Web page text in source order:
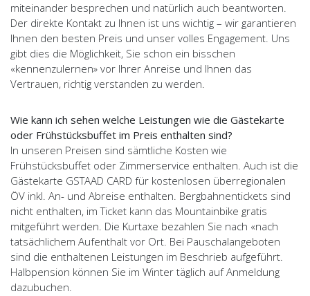
miteinander besprechen und natürlich auch beantworten.
Der direkte Kontakt zu Ihnen ist uns wichtig – wir garantieren
Ihnen den besten Preis und unser volles Engagement. Uns
gibt dies die Möglichkeit, Sie schon ein bisschen
«kennenzulernen» vor Ihrer Anreise und Ihnen das
Vertrauen, richtig verstanden zu werden.
Wie kann ich sehen welche Leistungen wie die Gästekarte
oder Frühstücksbuffet im Preis enthalten sind?
In unseren Preisen sind sämtliche Kosten wie
Frühstücksbuffet oder Zimmerservice enthalten. Auch ist die
Gästekarte GSTAAD CARD für kostenlosen überregionalen
ÖV inkl. An- und Abreise enthalten. Bergbahnentickets sind
nicht enthalten, im Ticket kann das Mountainbike gratis
mitgeführt werden. Die Kurtaxe bezahlen Sie nach «nach
tatsächlichem Aufenthalt vor Ort. Bei Pauschalangeboten
sind die enthaltenen Leistungen im Beschrieb aufgeführt.
Halbpension können Sie im Winter täglich auf Anmeldung
dazubuchen.